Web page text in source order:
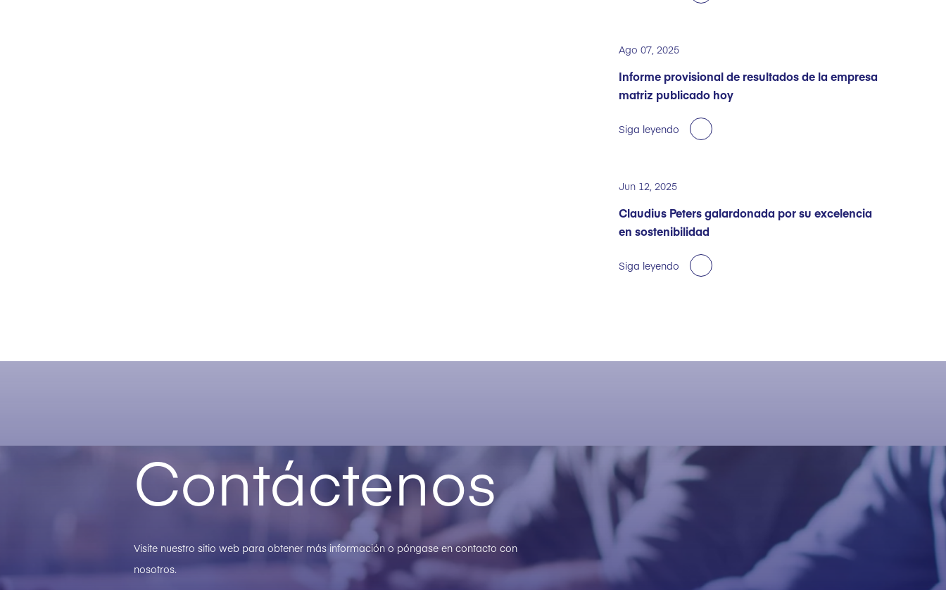
Ago 07, 2025
Informe provisional de resultados de la empresa
matriz publicado hoy
Siga leyendo
Jun 12, 2025
Claudius Peters galardonada por su excelencia
en sostenibilidad
Siga leyendo
Contáctenos
Visite nuestro sitio web para obtener más información o póngase en contacto con
nosotros.